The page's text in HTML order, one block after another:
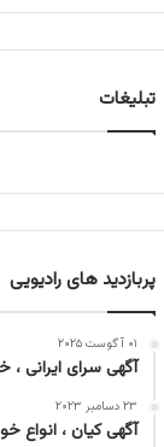
تبلیغات
پربازدید های رادیویی
۰۱ آگوست ۲۰۲۵
آگهی سرای ایرانی
۲۳ دسامبر ۲۰۲۳
آگهی کیان ، انواع